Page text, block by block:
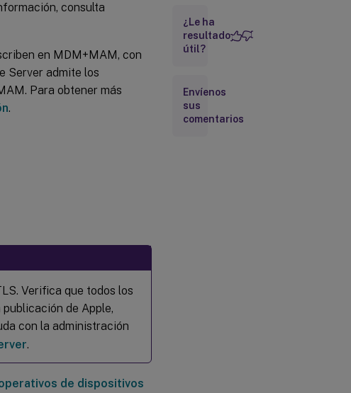
consulta
en MDM+MAM, con
Server admite los
Para obtener más
.
Verifica que todos los
de Apple,
con la administración
.
de dispositivos
de
inscripción
admitidos
directivas
de
dispositivos
¿Le ha
resultado
útil?
Envíenos
sus
comentarios